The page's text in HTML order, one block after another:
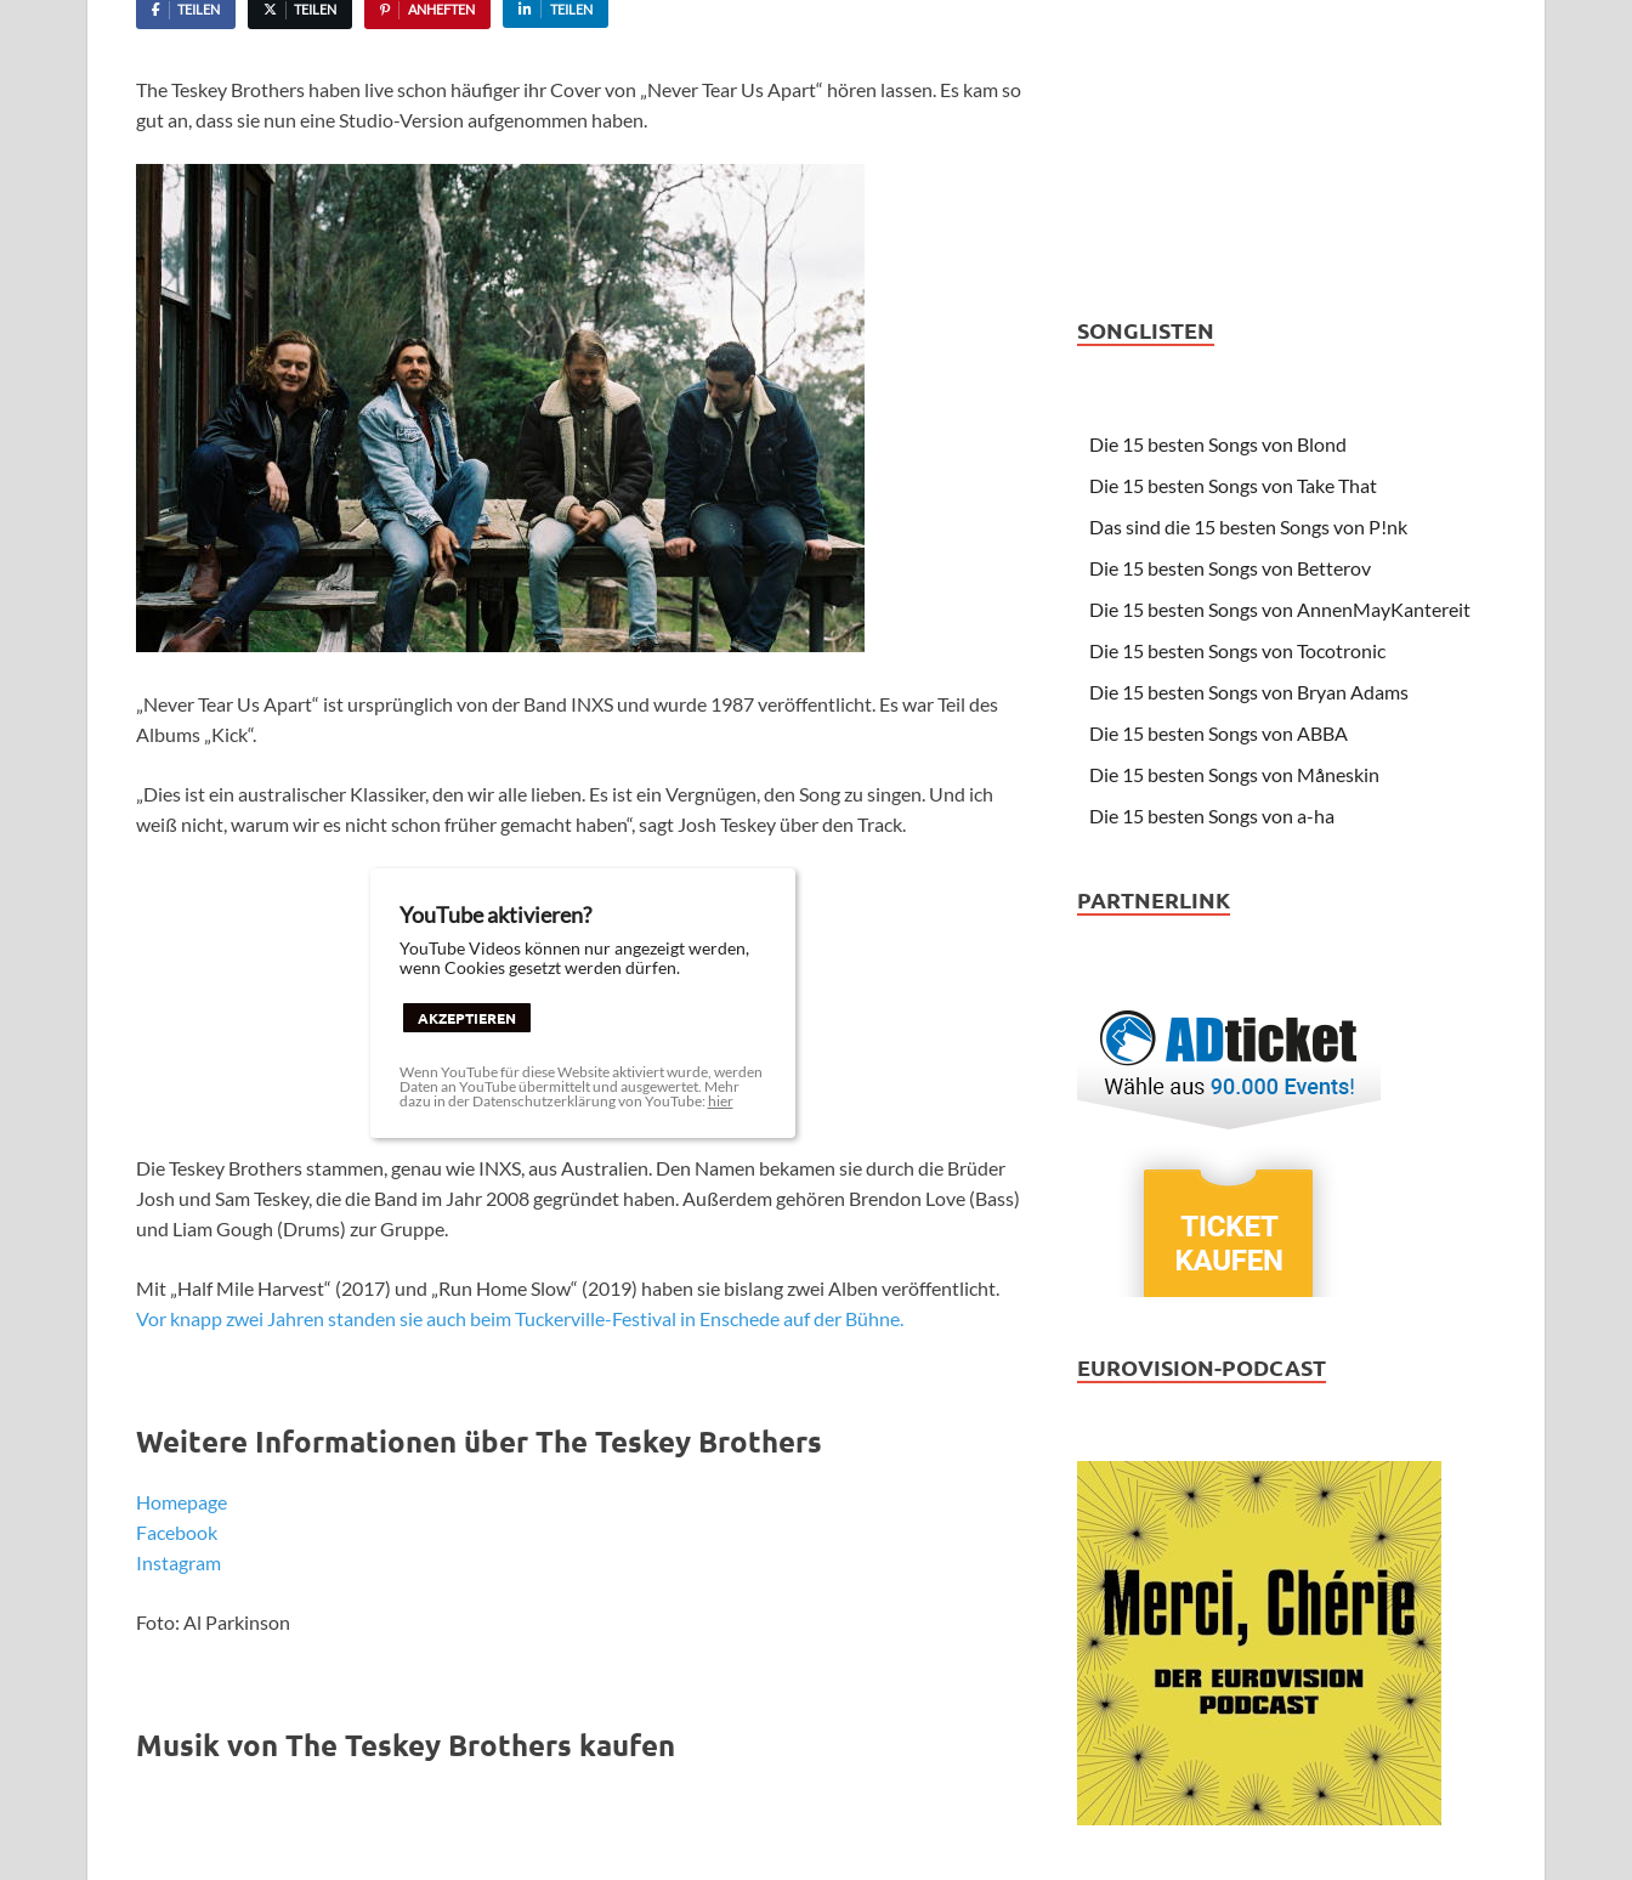
TEILEN TEILEN ANHEFTEN TEILEN
The Teskey Brothers haben live schon häufiger ihr Cover von „Never Tear Us Apart“ hören lassen. Es kam so
gut an, dass sie nun eine Studio-Version aufgenommen haben.
„Never Tear Us Apart“ ist ursprünglich von der Band INXS und wurde 1987 veröffentlicht. Es war Teil des
Albums „Kick“.
„Dies ist ein australischer Klassiker, den wir alle lieben. Es ist ein Vergnügen, den Song zu singen. Und ich
weiß nicht, warum wir es nicht schon früher gemacht haben“, sagt Josh Teskey über den Track.
YouTube aktivieren?
YouTube Videos können nur angezeigt werden,
wenn Cookies gesetzt werden dürfen.
AKZEPTIEREN
Wenn YouTube für diese Website aktiviert wurde, werden
Daten an YouTube übermittelt und ausgewertet. Mehr
dazu in der Datenschutzerklärung von YouTube: hier
Die Teskey Brothers stammen, genau wie INXS, aus Australien. Den Namen bekamen sie durch die Brüder
Josh und Sam Teskey, die die Band im Jahr 2008 gegründet haben. Außerdem gehören Brendon Love (Bass)
und Liam Gough (Drums) zur Gruppe.
Mit „Half Mile Harvest“ (2017) und „Run Home Slow“ (2019) haben sie bislang zwei Alben veröffentlicht.
Vor knapp zwei Jahren standen sie auch beim Tuckerville-Festival in Enschede auf der Bühne.
Weitere Informationen über The Teskey Brothers
Homepage
Facebook
Instagram
Foto: Al Parkinson
Musik von The Teskey Brothers kaufen
SONGLISTEN
Die 15 besten Songs von Blond
Die 15 besten Songs von Take That
Das sind die 15 besten Songs von P!nk
Die 15 besten Songs von Betterov
Die 15 besten Songs von AnnenMayKantereit
Die 15 besten Songs von Tocotronic
Die 15 besten Songs von Bryan Adams
Die 15 besten Songs von ABBA
Die 15 besten Songs von Måneskin
Die 15 besten Songs von a-ha
PARTNERLINK
EUROVISION-PODCAST